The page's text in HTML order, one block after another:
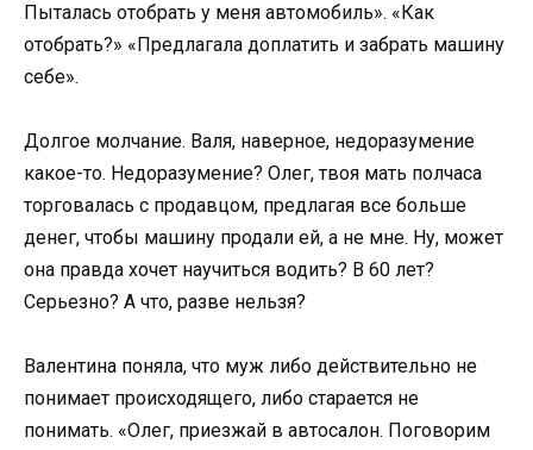
Пыталась отобрать у меня автомобиль». «Как
отобрать?» «Предлагала доплатить и забрать машину
себе».
Долгое молчание. Валя, наверное, недоразумение
какое-то. Недоразумение? Олег, твоя мать полчаса
торговалась с продавцом, предлагая все больше
денег, чтобы машину продали ей, а не мне. Ну, может
она правда хочет научиться водить? В 60 лет?
Серьезно? А что, разве нельзя?
Валентина поняла, что муж либо действительно не
понимает происходящего, либо старается не
понимать. «Олег, приезжай в автосалон. Поговорим